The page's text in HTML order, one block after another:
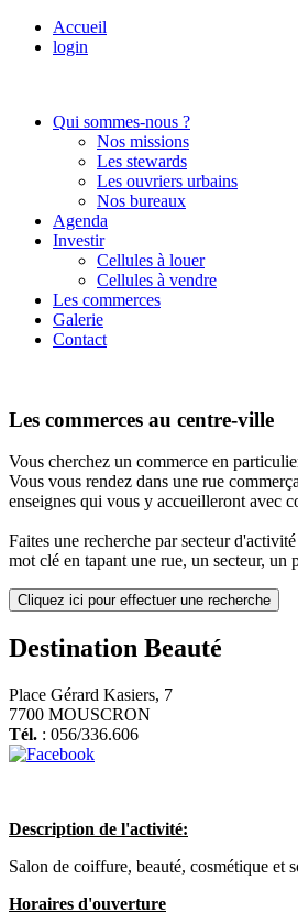
Accueil
login
Qui sommes-nous ?
Nos missions
Les stewards
Les ouvriers urbains
Nos bureaux
Agenda
Investir
Cellules à louer
Cellules à vendre
Les commerces
Galerie
Contact
Les commerces au centre-ville
Vous cherchez un commerce en
Vous vous rendez dans une rue
enseignes qui vous y accueilleront avec
Faites une recherche par secteur
mot clé en tapant une rue, un secteur, un
Cliquez ici pour effectuer une recherche
Destination Beauté
Place Gérard Kasiers, 7
7700 MOUSCRON
Tél. : 056/336.606
Description de l'activité:
Salon de coiffure, beauté, cosmétique et
Horaires d'ouverture